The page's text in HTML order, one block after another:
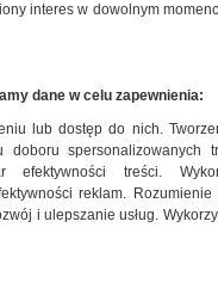
Wystarczyły
by na
w jaskini
interes w dowolnym
dane w celu zapewnienia:
lub dostęp do nich.
doboru spersonalizowanych
efektywności treści.
reklam.
i ulepszanie usług.